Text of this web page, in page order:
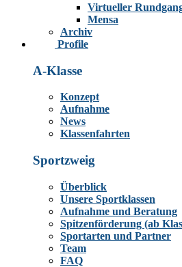
Virtueller
Mensa
Archiv
Profile
A-Klasse
Konzept
Aufnahme
News
Klassenfahrten
Sportzweig
Überblick
Unsere Sportklassen
Aufnahme und Beratung
Spitzenförderung (ab
Sportarten und Partner
Team
FAQ